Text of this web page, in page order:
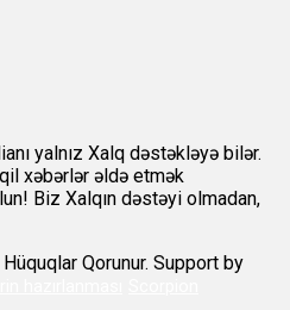
yalnız Xalq dəstəkləyə bilər.
xəbərlər əldə etmək
Biz Xalqın dəstəyi olmadan,
Qorunur. Support by